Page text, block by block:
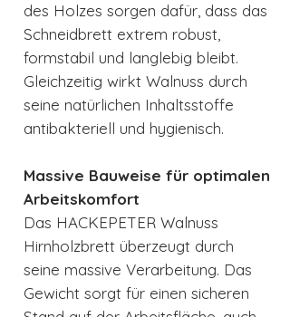
des Holzes sorgen dafür, dass das
Schneidbrett extrem robust,
formstabil und langlebig bleibt.
Gleichzeitig wirkt Walnuss durch
seine natürlichen Inhaltsstoffe
antibakteriell und hygienisch.
Massive Bauweise für optimalen
Arbeitskomfort
Das HACKEPETER Walnuss
Hirnholzbrett überzeugt durch
seine massive Verarbeitung. Das
Gewicht sorgt für einen sicheren